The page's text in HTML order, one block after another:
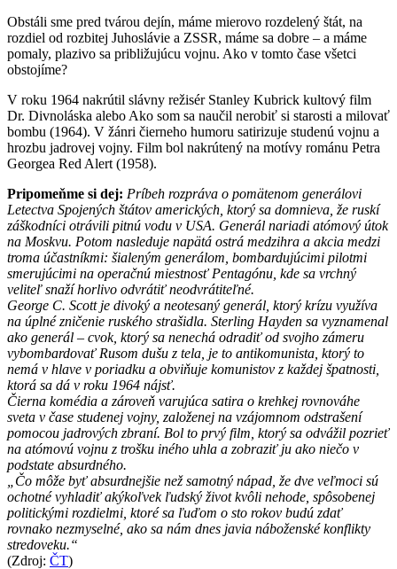
Obstáli sme pred tvárou dejín, máme mierovo rozdelený štát, na
rozdiel od rozbitej Juhoslávie a ZSSR, máme sa dobre – a máme
pomaly, plazivo sa približujúcu vojnu. Ako v tomto čase všetci
obstojíme?
V roku 1964 nakrútil slávny režisér Stanley Kubrick kultový film
Dr. Divnoláska alebo Ako som sa naučil nerobiť si starosti a milovať
bombu (1964). V žánri čierneho humoru satirizuje studenú vojnu a
hrozbu jadrovej vojny. Film bol nakrútený na motívy románu Petra
Georgea Red Alert (1958).
Pripomeňme si dej: Príbeh rozpráva o pomätenom generálovi
Letectva Spojených štátov amerických, ktorý sa domnieva, že ruskí
záškodníci otrávili pitnú vodu v USA. Generál nariadi atómový útok
na Moskvu. Potom nasleduje napätá ostrá medzihra a akcia medzi
troma účastníkmi: šialeným generálom, bombardujúcimi pilotmi
smerujúcimi na operačnú miestnosť Pentagónu, kde sa vrchný
veliteľ snaží horlivo odvrátiť neodvrátiteľné.
George C. Scott je divoký a neotesaný generál, ktorý krízu využíva
na úplné zničenie ruského strašidla. Sterling Hayden sa vyznamenal
ako generál – cvok, ktorý sa nenechá odradiť od svojho zámeru
vybombardovať Rusom dušu z tela, je to antikomunista, ktorý to
nemá v hlave v poriadku a obviňuje komunistov z každej špatnosti,
ktorá sa dá v roku 1964 nájsť.
Čierna komédia a zároveň varujúca satira o krehkej rovnováhe
sveta v čase studenej vojny, založenej na vzájomnom odstrašení
pomocou jadrových zbraní. Bol to prvý film, ktorý sa odvážil pozrieť
na atómovú vojnu z trošku iného uhla a zobraziť ju ako niečo v
podstate absurdného.
„Čo môže byť absurdnejšie než samotný nápad, že dve veľmoci sú
ochotné vyhladiť akýkoľvek ľudský život kvôli nehode, spôsobenej
politickými rozdielmi, ktoré sa ľuďom o sto rokov budú zdať
rovnako nezmyselné, ako sa nám dnes javia náboženské konflikty
stredoveku.“
(Zdroj: ČT)